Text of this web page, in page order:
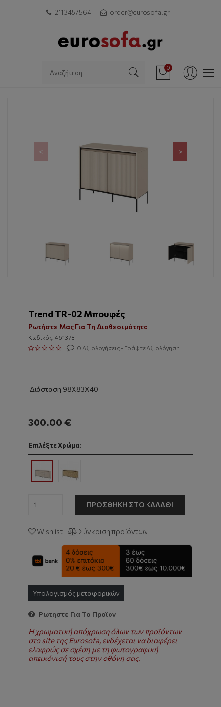
211 3457564 order@eurosofa.gr
0
< >
Trend TR-02 Μπουφές
Ρωτήστε Μας Για Τη Διαθεσιμότητα
Κωδικός: 461378
0 Αξιολογήσεις - Γράψτε Αξιολόγηση
Διάσταση 98Χ83Χ40
300.00 €
Επιλέξτε Χρώμα:
ΠΡΟΣΘΉΚΗ ΣΤΟ ΚΑΛΆΘΙ
Wishlist Σύγκριση προϊόντων
Υπολογισμός μεταφορικών
Ρωτηστε Για Το Προϊον
Η χρωματική απόχρωση όλων των προϊόντων
στο site της Eurosofa, ενδέχεται να διαφέρει
ελαφρώς σε σχέση με τη φωτογραφική
απεικόνισή τους στην οθόνη σας.